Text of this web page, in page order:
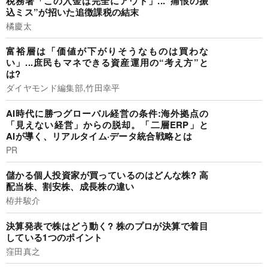
込ミス”が招いた追徴課税の結末
橘慶太
富裕層は「価値が下がりそうなものは買わな
い」...庶民もマネできる資産運用の“考え方”と
は?
ダイヤモンド編集部,竹田幸平
AI時代に勝つグローバル経営の条件:海外拠点の
「見えない経営」からの脱却。「二層ERP」と
AIが導く、リアルタイム·データ統合戦略とは
PR
儲かる個人投資家が買っているのはどんな株? 高
配当株、割安株、成長株の違い
栫井駿介
決算発表で株はどう動く? 株のプロが決算で着目
している1つのポイント
窪田真之